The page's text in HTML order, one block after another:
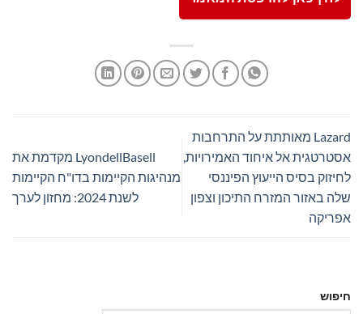
Lazard מאותתת על התרחבות
אסטרטגית אל איחוד האמירויות,
לחיזוק בסיס הייעוץ הפיננסי
שלה באזור המזרח התיכון וצפון
אפריקה
LyondellBasell מקדמת את
מנהיגות הקיימות בדו"ח הקיימות
לשנת 2024: מחזון לערך
חיפוש